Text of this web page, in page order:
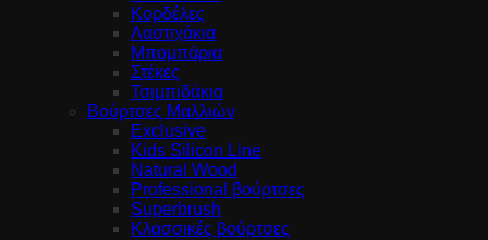
Κορδέλες
Λαστιχάκια
Μπομπάρια
Στέκες
Τσιμπιδάκια
Βούρτσες Μαλλιών
Exclusive
Kids Silicon Line
Natural Wood
Professional βούρτσες
Superbrush
Κλασσικές βούρτσες